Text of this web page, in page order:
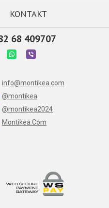
KONTAKT
68 409707
info@montikea.com
@montikea
@montikea2024
Montikea.Com